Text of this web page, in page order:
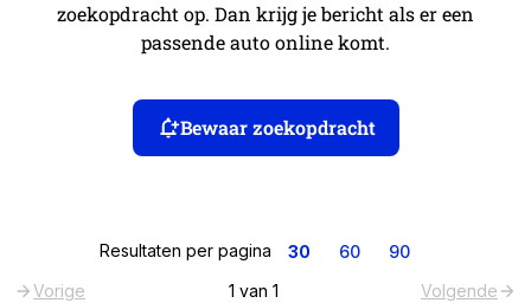
zoekopdracht op. Dan krijg je bericht als er een
passende auto online komt.
Bewaar zoekopdracht
Resultaten per pagina 30 60
90
Vorige
1 van 1 Volgende